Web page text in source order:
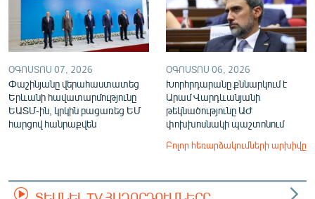
ՕԳՈՍՏՈՍ 07, 2026
Փաշինյանը վերահաստատեց
Երևանի հավատարմությունը
ԵԱՏՄ-ին, կրկին բացառեց ԵՄ
հարցով հանրաքվեն
ՕԳՈՍՏՈՍ 06, 2026
Խորհրդարանը քննարկում է
Արամ Վարդևանյանի
թեկնածությունը ԱԺ
փոխխոսնակի պաշտոնում
Բոլոր հեռարձակումների արխիվը